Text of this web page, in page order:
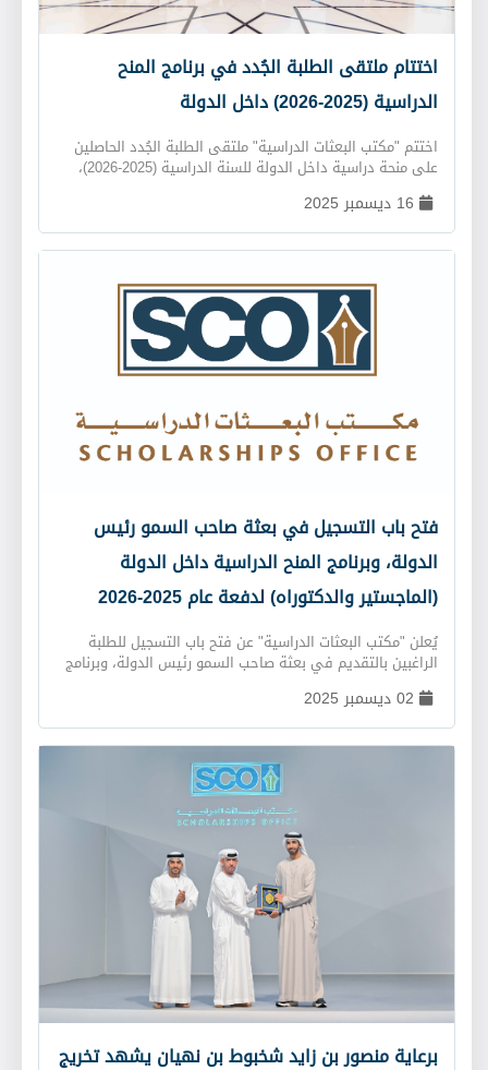
اختتام ملتقى الطلبة الجُدد في برنامج المنح
الدراسية (2025-2026) داخل الدولة
اختتم "مكتب البعثات الدراسية" ملتقى الطلبة الجُدد الحاصلين
على منحة دراسية داخل الدولة للسنة الدراسية (2025-2026)،
والذي تمّ عقده على مدار يوميْن في كلّ من "فندق ريكسوس
المارينا " بإمارة أبوظبي، و"الجامعة الأمريكية" في إمارة
الشارقة. وتضمّن الملتقى الذي حضره (66) طالبًا وطالبة من
مختلف الجامعات داخل الدولة، عرضًا تقديميًا حول التزامات
محاضرة توعية من قبل المركز الوطني للتأهيل، واجتماعات
فردية عُقدت بين الطلبة والمرشدين الأكاديميين لمناقشة الأمور
الإدارية والأكاديمية كافة. ويهدف هذا الملتقى إلى تثقيف
الطلبة بجميع الأمور المتعلّقة بالبرنامج من الناحية الأكاديمية
وغيرها، وتعريفهم بامتيازات والتزامات الطالب الحاصل على منحة
16 ديسمبر 2025
فتح باب التسجيل في بعثة صاحب السمو رئيس
الدولة، وبرنامج المنح الدراسية داخل الدولة
(الماجستير والدكتوراه) لدفعة عام 2025-2026
يُعلن "مكتب البعثات الدراسية" عن فتح باب التسجيل للطلبة
الراغبين بالتقديم في بعثة صاحب السمو رئيس الدولة، وبرنامج
للالتحاق ببرنامج الماجستير والدكتوراه في الجامعات المُتميّزة
داخل وخارج الدولة. يبدأ تلقّي طلبات التسجيل عن طريق الموقع
الإلكتروني للمكتب: www.sco.ae اعتبارًا من تاريخ 2025/12/10،
ويستمرّ حتى 2026/02/02. لمزيد من الاستفسارات، يُرجى
02 ديسمبر 2025
برعاية منصور بن زايد شخبوط بن نهيان يشهد تخريج